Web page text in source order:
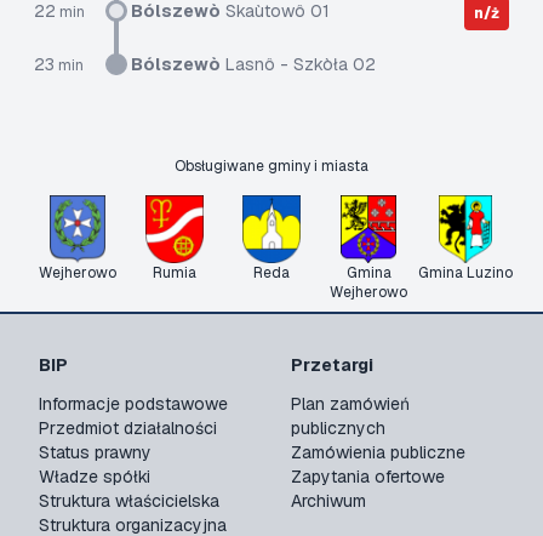
22 min Bólszewò Skaùtowô 01 n/ż
23 min Bólszewò Lasnô - Szkòła 02
Obsługiwane gminy i miasta
Wejherowo Rumia Reda
Gmina
Wejherowo
Gmina Luzino
BIP
Informacje podstawowe
Przedmiot działalności
Status prawny
Władze spółki
Struktura właścicielska
Struktura organizacyjna
Przetargi
Plan zamówień
publicznych
Zamówienia publiczne
Zapytania ofertowe
Archiwum